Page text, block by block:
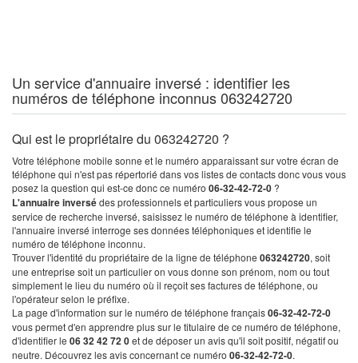
Un service d'annuaire inversé : identifier les
numéros de téléphone inconnus 063242720
Qui est le propriétaire du 063242720 ?
Votre téléphone mobile sonne et le numéro apparaissant sur votre écran de
téléphone qui n'est pas répertorié dans vos listes de contacts donc vous vous
posez la question qui est-ce donc ce numéro 06-32-42-72-0 ?
L'annuaire inversédes professionnels et particuliers vous propose un
service de recherche inversé, saisissez le numéro de téléphone à identifier,
l'annuaire inversé interroge ses données téléphoniques et identifie le
numéro de téléphone inconnu.
Trouver l'identité du propriétaire de la ligne de téléphone 063242720, soit
une entreprise soit un particulier on vous donne son prénom, nom ou tout
simplement le lieu du numéro où il reçoit ses factures de téléphone, ou
l'opérateur selon le préfixe.
La page d'information sur le numéro de téléphone français06-32-42-72-0
vous permet d'en apprendre plus sur le titulaire de ce numéro de téléphone,
d'identifier le 06 32 42 72 0et de déposer un avis qu'il soit positif, négatif ou
neutre. Découvrez les avis concernant ce numéro 06-32-42-72-0.